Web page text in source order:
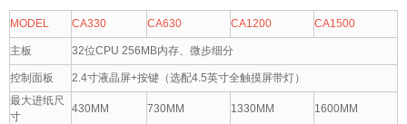
MODEL CA330 CA630 CA1200 CA1500
主板 32位CPU 256MB内存、微步细分
控制面板
2.4寸液晶屏+按键（选配4.5英寸全触摸屏带灯）
最大进纸尺
寸
430MM 730MM 1330MM
1600MM